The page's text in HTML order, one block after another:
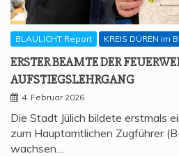
BLAULICHT Report KREIS DÜREN im
ERS­TER BEAM­TE DER
AUFSTIEGSLEHRGANG
4. Februar 2026
Die Stadt Jülich bildete erstmals
zum Hauptamtlichen Zugführer
wachsen…